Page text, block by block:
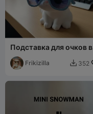
Подставка для очков в
форме кошки
Frikizilla  352